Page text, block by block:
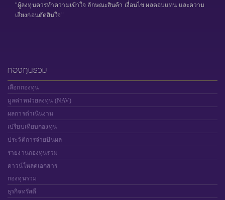
"ผู้ลงทุนควรทำความเข้าใจ ลักษณะสินค้า เงื่อนไข ผลตอบแทน และความ
เสี่ยงก่อนตัดสินใจ"
กองทุนรวม
เลือกกองทุน
มูลค่าหน่วยลงทุน (NAV)
ผลการดำเนินงาน
เปรียบเทียบกองทุน
ประวัติการจ่ายปันผล
รายงานกองทุนรวม
ดาวน์โหลดเอกสาร
กองทุนรวม
ธุรกิจทรัสตี